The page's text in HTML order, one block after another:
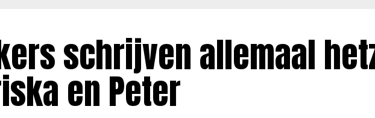
schrijven allemaal
en Peter